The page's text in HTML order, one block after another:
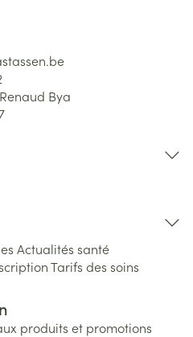
Renaud Bya
Actualités santé
Tarifs des soins
produits et promotions